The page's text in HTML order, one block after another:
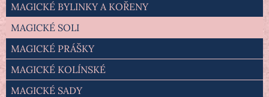
MAGICKÉ BYLINKY A KOŘENY
MAGICKÉ SOLI
MAGICKÉ PRÁŠKY
MAGICKÉ KOLÍNSKÉ
MAGICKÉ SADY